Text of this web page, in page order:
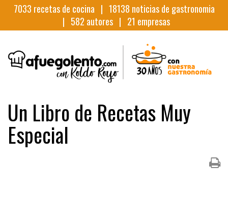
7033 recetas de cocina | 18138 noticias de gastronomia
| 582 autores | 21 empresas
Un Libro de Recetas Muy
Especial